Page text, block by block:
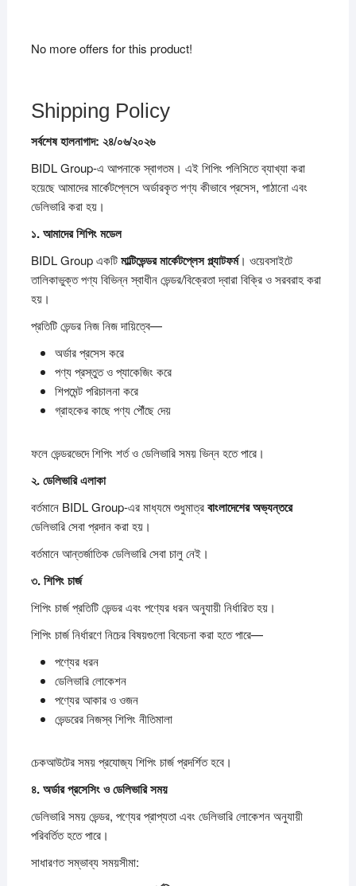
No more offers for this product!
Shipping Policy
সর্বশেষহালনাগাদ: ২৪/০৬/২০২৬
BIDL Group-এ আপনাকে স্বাগতম। এই শিপিং পলিসিতে ব্যাখ্যা করা
হয়েছে আমাদের মার্কেটপ্লেসে অর্ডারকৃত পণ্য কীভাবে প্রসেস, পাঠানো এবং
ডেলিভারি করা হয়।
১.আমাদেরশিপিংমডেল
BIDL Group একটিমাল্টিভেন্ডরমার্কেটপ্লেসপ্ল্যাটফর্ম। ওয়েবসাইটে
তালিকাভুক্ত পণ্য বিভিন্ন স্বাধীন ভেন্ডর/বিক্রেতা দ্বারা বিক্রি ও সরবরাহ করা
হয়।
প্রতিটি ভেন্ডর নিজ নিজ দায়িত্বে—
অর্ডার প্রসেস করে
পণ্য প্রস্তুত ও প্যাকেজিং করে
শিপমেন্ট পরিচালনা করে
গ্রাহকের কাছে পণ্য পৌঁছে দেয়
ফলে ভেন্ডরভেদে শিপিং শর্ত ও ডেলিভারি সময় ভিন্ন হতে পারে।
২.ডেলিভারিএলাকা
বর্তমানে BIDL Group-এর মাধ্যমে শুধুমাত্রবাংলাদেশেরঅভ্যন্তরে
ডেলিভারি সেবা প্রদান করা হয়।
বর্তমানে আন্তর্জাতিক ডেলিভারি সেবা চালু নেই।
৩.শিপিংচার্জ
শিপিং চার্জ প্রতিটি ভেন্ডর এবং পণ্যের ধরন অনুযায়ী নির্ধারিত হয়।
শিপিং চার্জ নির্ধারণে নিচের বিষয়গুলো বিবেচনা করা হতে পারে—
পণ্যের ধরন
ডেলিভারি লোকেশন
পণ্যের আকার ও ওজন
ভেন্ডরের নিজস্ব শিপিং নীতিমালা
চেকআউটের সময় প্রযোজ্য শিপিং চার্জ প্রদর্শিত হবে।
৪.অর্ডারপ্রসেসিংওডেলিভারিসময়
ডেলিভারি সময় ভেন্ডর, পণ্যের প্রাপ্যতা এবং ডেলিভারি লোকেশন অনুযায়ী
পরিবর্তিত হতে পারে।
সাধারণত সম্ভাব্য সময়সীমা: